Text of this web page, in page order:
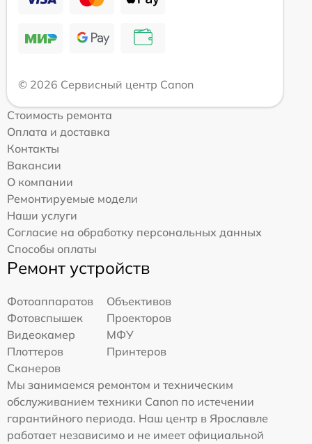
© 2026 Сервисный центр Canon
Стоимость ремонта
Оплата и доставка
Контакты
Вакансии
О компании
Ремонтируемые модели
Наши услуги
Согласие на обработку персональных данных
Способы оплаты
Ремонт устройств
Фотоаппаратов
Объективов
Фотовспышек
Проекторов
Видеокамер
МФУ
Плоттеров
Принтеров
Сканеров
Мы занимаемся ремонтом и техническим
обслуживанием техники Canon по истечении
гарантийного периода. Наш центр в Ярославле
работает независимо и не имеет официальной